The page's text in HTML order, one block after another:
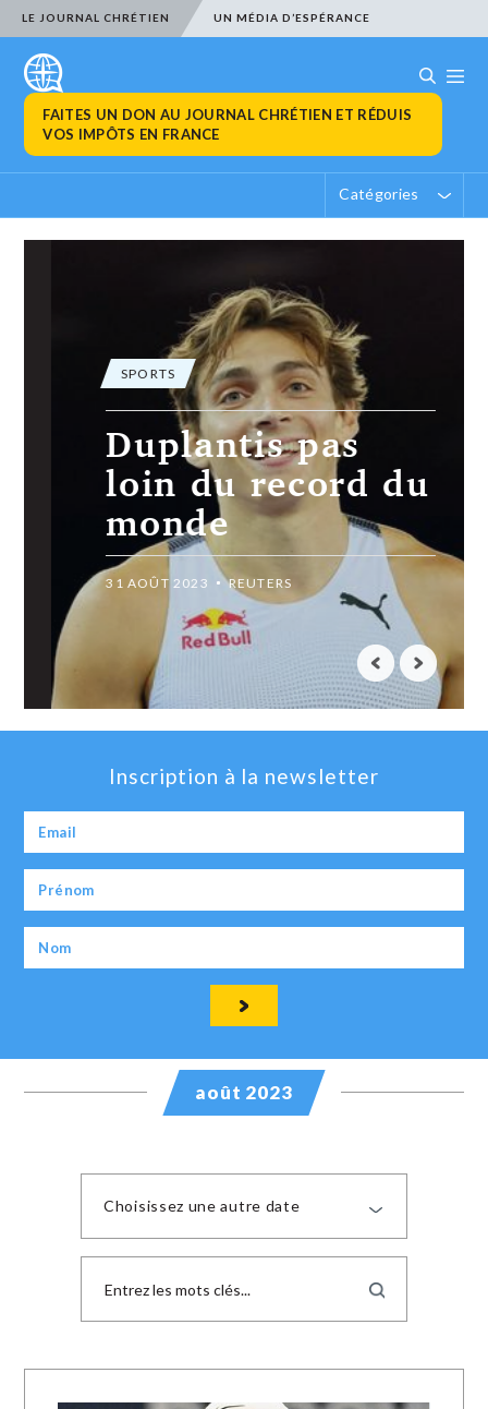
LE JOURNAL CHRÉTIEN UN MÉDIA D’ESPÉRANCE
FAITES UN DON AU JOURNAL CHRÉTIEN ET RÉDUIS
VOS IMPÔTS EN FRANCE
Catégories
SPORTS
Duplantis pas
loin du record du
monde
31 AOÛT 2023 REUTERS
Inscription à la newsletter
août 2023
Choisissez une autre date